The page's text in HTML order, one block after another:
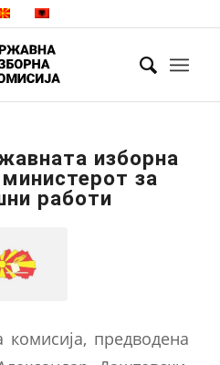
изборна
за
работи
предводена